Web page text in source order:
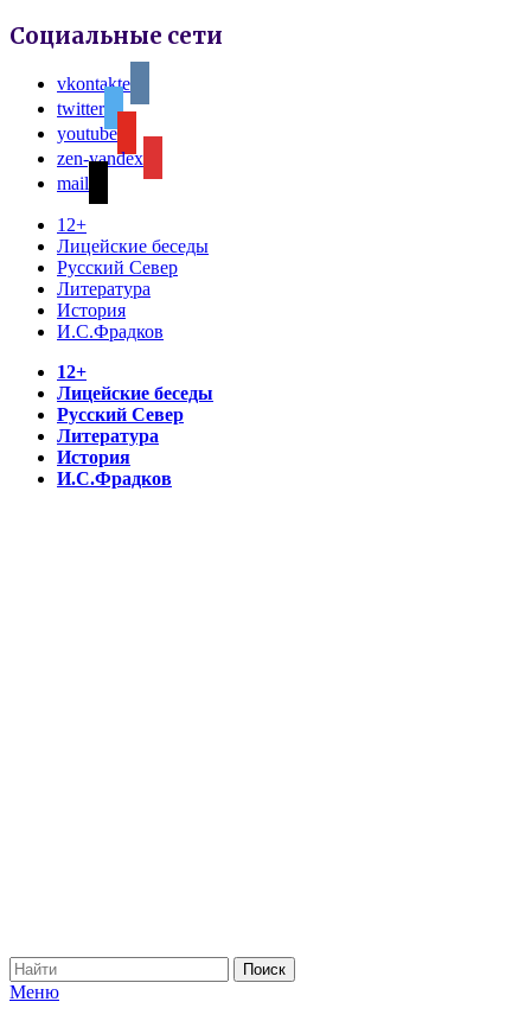
Социальные сети
vkontakte
twitter
youtube
zen-yandex
mail
12+
Лицейские беседы
Русский Север
Литература
История
И.С.Фрадков
12+
Лицейские беседы
Русский Север
Литература
История
И.С.Фрадков
Меню